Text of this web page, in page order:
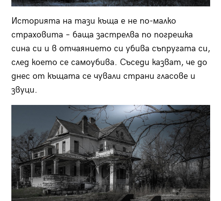
Историята на тази къща е не по-малко
страховита – баща застрелва по погрешка
сина си и в отчаянието си убива съпругата си,
след което се самоубива. Съседи казват, че до
днес от къщата се чували страни гласове и
звуци.